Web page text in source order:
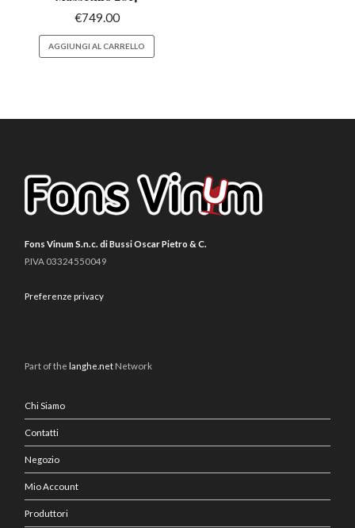
€749.00
AGGIUNGI AL CARRELLO
Fons Vinum S.n.c. di Bussi Oscar Pietro & C.
P.IVA 03324550049
Preferenze privacy
Part of thelanghe.net Network
Chi Siamo
Contatti
Negozio
Mio Account
Produttori